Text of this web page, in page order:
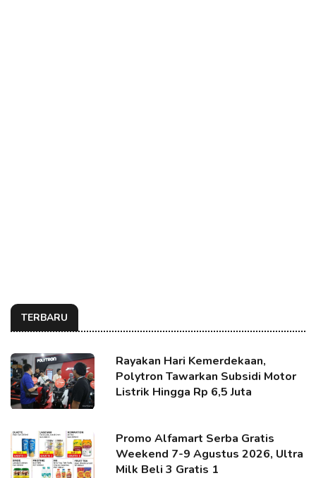
TERBARU
Rayakan Hari Kemerdekaan,
Polytron Tawarkan Subsidi Motor
Listrik Hingga Rp 6,5 Juta
Promo Alfamart Serba Gratis
Weekend 7-9 Agustus 2026, Ultra
Milk Beli 3 Gratis 1